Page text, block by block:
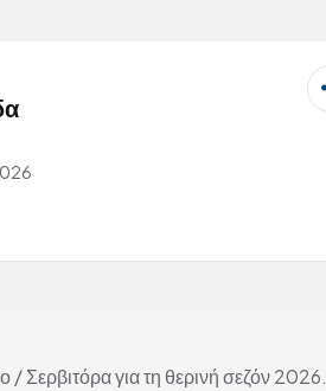
/ Σερβιτόρα για τη θερινή σεζόν 2026.